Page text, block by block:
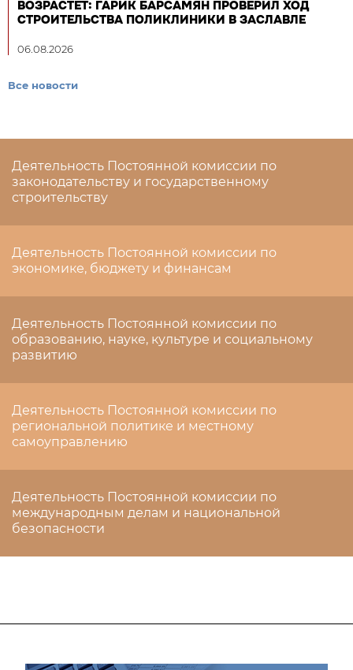
ВОЗРАСТЕТ: ГАРИК БАРСАМЯН ПРОВЕРИЛ ХОД
СТРОИТЕЛЬСТВА ПОЛИКЛИНИКИ В ЗАСЛАВЛЕ
06.08.2026
Все новости
Деятельность Постоянной комиссии по
законодательству и государственному
строительству
Деятельность Постоянной комиссии по
экономике, бюджету и финансам
Деятельность Постоянной комиссии по
образованию, науке, культуре и социальному
развитию
Деятельность Постоянной комиссии по
региональной политике и местному
самоуправлению
Деятельность Постоянной комиссии по
международным делам и национальной
безопасности